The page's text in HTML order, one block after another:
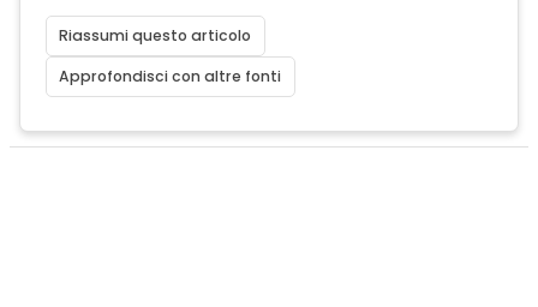
Riassumi questo articolo
Approfondisci con altre fonti